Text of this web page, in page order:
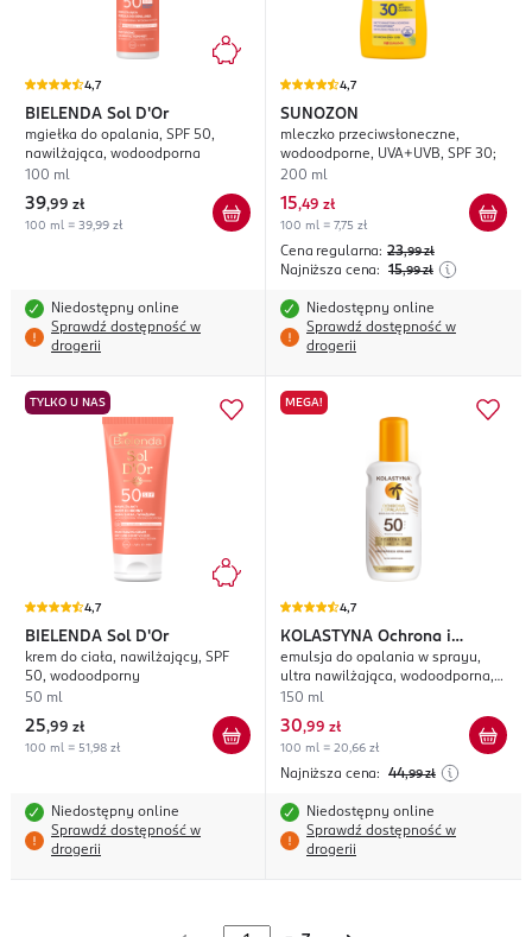
4,7
BIELENDA Sol D'Or
mgiełka do opalania, SPF 50,
nawilżająca, wodoodporna
100 ml
39,99 zł
100 ml = 39,99 zł
Niedostępny online
Sprawdź dostępność w
drogerii
4,7
SUNOZON
mleczko przeciwsłoneczne,
wodoodporne, UVA+UVB, SPF 30;
200 ml
15,49 zł
100 ml = 7,75 zł
Cena regularna: 23,99 zł
Najniższa cena: 15,99 zł
Niedostępny online
Sprawdź dostępność w
drogerii
TYLKO U NAS
4,7
BIELENDA Sol D'Or
krem do ciała, nawilżający, SPF
50, wodoodporny
50 ml
25,99 zł
100 ml = 51,98 zł
Niedostępny online
Sprawdź dostępność w
drogerii
MEGA!
4,7
KOLASTYNA Ochrona i
Opalanie
emulsja do opalania w sprayu,
ultra nawilżająca, wodoodporna,
UVA, UVB, VL, IRA, SPF 50;
150 ml
30,99 zł
100 ml = 20,66 zł
Najniższa cena: 44,99 zł
Niedostępny online
Sprawdź dostępność w
drogerii